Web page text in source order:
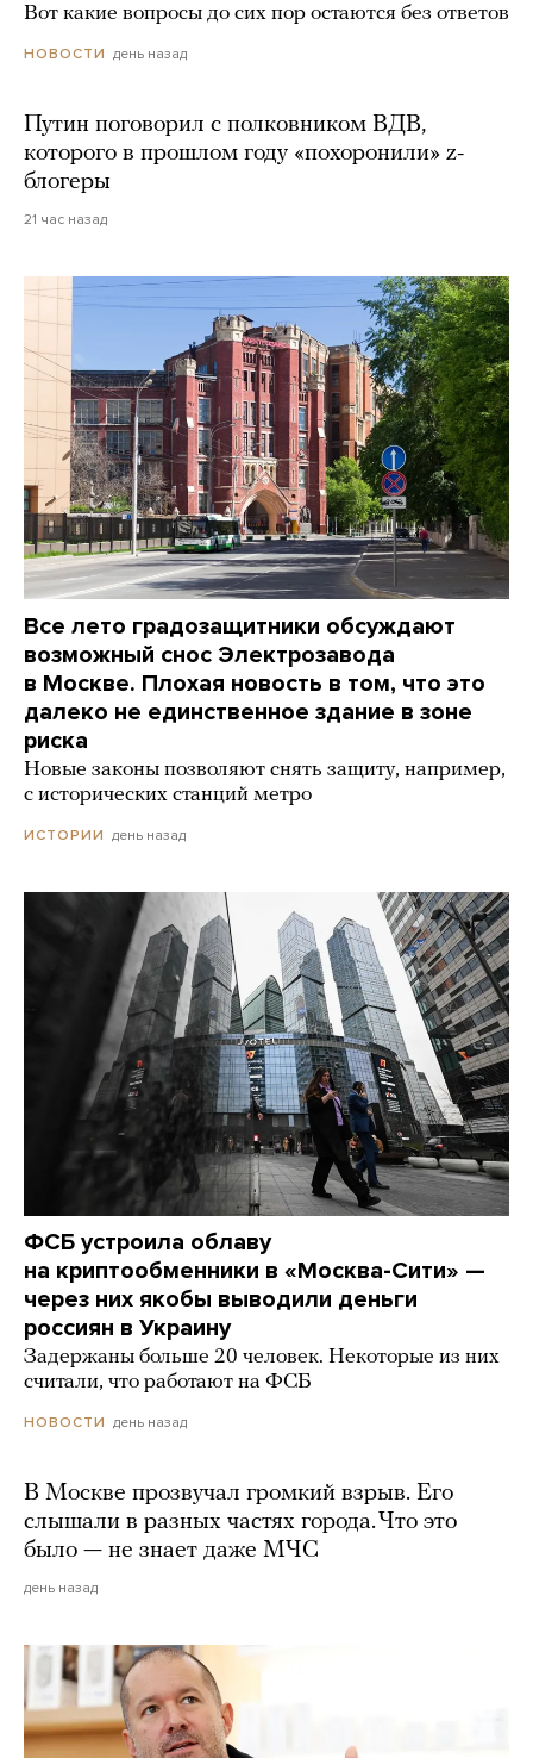
Вот какие вопросы до сих пор остаются без ответов
НОВОСТИ день назад
Путин поговорил с полковником ВДВ,
которого в прошлом году «похоронили» z-
блогеры
21 час назад
Все лето градозащитники обсуждают
возможный снос Электрозавода
в Москве. Плохая новость в том, что это
далеко не единственное здание в зоне
риска
Новые законы позволяют снять защиту, например,
с исторических станций метро
ИСТОРИИ день назад
ФСБ устроила облаву
на криптообменники в «Москва-Сити» —
через них якобы выводили деньги
россиян в Украину
Задержаны больше 20 человек. Некоторые из них
считали, что работают на ФСБ
НОВОСТИ день назад
В Москве прозвучал громкий взрыв. Его
слышали в разных частях города. Что это
было — не знает даже МЧС
день назад